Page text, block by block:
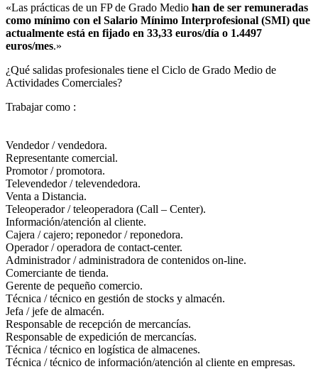
«Las prácticas de un FP de Grado Medio han de ser remuneradas
como mínimo con el Salario Mínimo Interprofesional (SMI) que
actualmente está en fijado en 33,33 euros/día o 1.4497
euros/mes.»
¿Qué salidas profesionales tiene el Ciclo de Grado Medio de
Actividades Comerciales?​
Trabajar como :
Vendedor / vendedora.
Representante comercial.
Promotor / promotora.
Televendedor / televendedora.
Venta a Distancia.
Teleoperador / teleoperadora (Call – Center).
Información/atención al cliente.
Cajera / cajero; reponedor / reponedora.
Operador / operadora de contact-center.
Administrador / administradora de contenidos on-line.
Comerciante de tienda.
Gerente de pequeño comercio.
Técnica / técnico en gestión de stocks y almacén.
Jefa / jefe de almacén.
Responsable de recepción de mercancías.
Responsable de expedición de mercancías.
Técnica / técnico en logística de almacenes.
Técnica / técnico de información/atención al cliente en empresas.